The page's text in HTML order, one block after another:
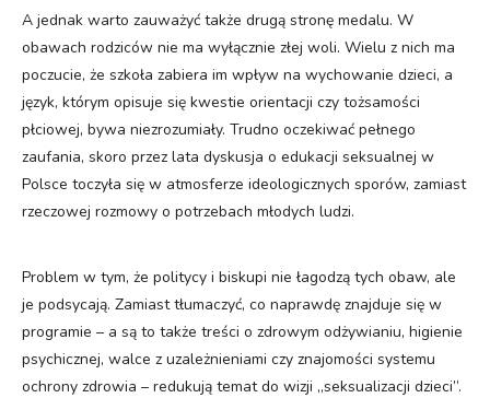
A jednak warto zauważyć także drugą stronę medalu. W
obawach rodziców nie ma wyłącznie złej woli. Wielu z nich ma
poczucie, że szkoła zabiera im wpływ na wychowanie dzieci, a
język, którym opisuje się kwestie orientacji czy tożsamości
płciowej, bywa niezrozumiały. Trudno oczekiwać pełnego
zaufania, skoro przez lata dyskusja o edukacji seksualnej w
Polsce toczyła się w atmosferze ideologicznych sporów, zamiast
rzeczowej rozmowy o potrzebach młodych ludzi.
Problem w tym, że politycy i biskupi nie łagodzą tych obaw, ale
je podsycają. Zamiast tłumaczyć, co naprawdę znajduje się w
programie – a są to także treści o zdrowym odżywianiu, higienie
psychicznej, walce z uzależnieniami czy znajomości systemu
ochrony zdrowia – redukują temat do wizji „seksualizacji dzieci”.